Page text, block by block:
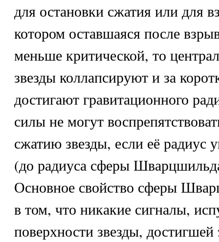
для остановки сжатия или для
котором оставшаяся после
меньше критической, то
звезды коллапсируют и за
достигают гравитационного
силы не могут
сжатию звезды, если её радиус
(до радиуса сферы
Основное свойство сферы
в том, что никакие сигналы,
поверхности звезды,